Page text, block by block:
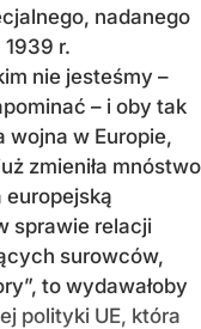
nadanego
1939 r.
nie jesteśmy –
– i oby tak
wojna w Europie,
zmieniła mnóstwo
europejską
sprawie relacji
surowców,
to wydawałoby
polityki UE, która